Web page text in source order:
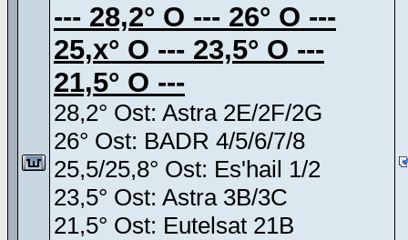
--- 28,2° O --- 26° O ---
25,x° O --- 23,5° O ---
21,5° O ---
28,2° Ost: Astra 2E/2F/2G
26° Ost: BADR 4/5/6/7/8
25,5/25,8° Ost: Es'hail 1/2
23,5° Ost: Astra 3B/3C
21,5° Ost: Eutelsat 21B